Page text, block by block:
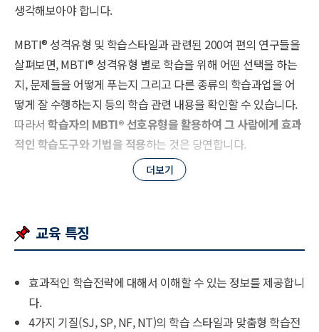
생각해보아야 합니다.
MBTI® 성격유형 및 학습스타일과 관련된 200여 편의 연구들을
살펴보면, MBTI® 성격유형 별로 학습을 위해 어떤 선택을 하는
지, 문제들을 어떻게 푸는지 그리고 다른 종류의 학습과업을 어
떻게 잘 수행하는지 등의 학습 관련 내용을 확인할 수 있습니다.
따라서 학습자의 MBTI®선호유형을 활용하여 그 사람에게 효과
적인 학습도구와 기법을 적용하는 것은 당연합니다.
와 학습코칭은 어세스타가 2023년 새롭게 선보이는 프로
MBTI®성격유형별 특징에 맞추어 본인 뿐만 아니라 학생, 자녀
어갈 수 있습니다.
교육 특징
효과적인 학습전략에 대해서 이해할 수 있는 정보를 제공합니
다.
4가지 기질(SJ, SP, NF, NT)의 학습 스타일과 맞춤형 학습전